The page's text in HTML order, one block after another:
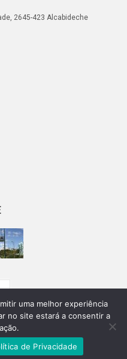
2645-423 Alcabideche
reservados |
uma melhor experiência
no site estará a consentir a
de Privacidade